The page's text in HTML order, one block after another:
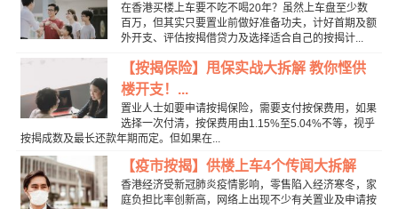
在香港买楼上车要不吃不喝20年？虽然上车盘至少数
百万，但其实只要置业前做好准备功夫，计好首期及额
外开支、评估按揭借贷力及选择适合自己的按揭计...
【按揭保险】甩保实战大拆解 教你悭供
楼开支！...
置业人士如要申请按揭保险，需要支付按保费用，如果
选择一次付清，按保费用由1.15%至5.04%不等，视乎
按揭成数及最长还款年期而定。但如果在...
【疫市按揭】供楼上车4个传闻大拆解
香港经济受新冠肺炎疫情影响，零售陷入经济寒冬，家
庭负担比率创新高，网络上出现不少有关置业及申请按